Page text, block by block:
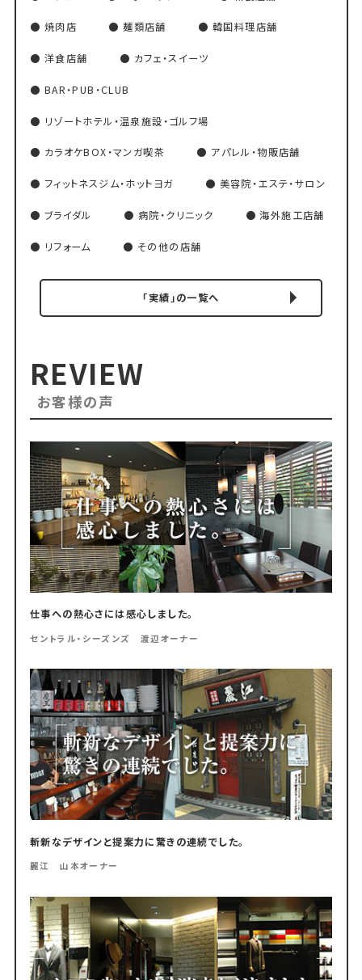
焼肉店 麺類店舗 韓国料理店舗
洋食店舗 カフェ・スイーツ
BAR・PUB・CLUB
リゾートホテル・温泉施設・ゴルフ場
カラオケBOX・マンガ喫茶 アパレル・物販店舗
フィットネスジム・ホットヨガ 美容院・エステ・サロン
ブライダル 病院・クリニック 海外施工店舗
リフォーム その他の店舗
「実績」の一覧へ
REVIEW
お客様の声
仕事への熱心さには感心しました。
セントラル・シーズンズ 渡辺オーナー
斬新なデザインと提案力に驚きの連続でした。
麗江 山本オーナー